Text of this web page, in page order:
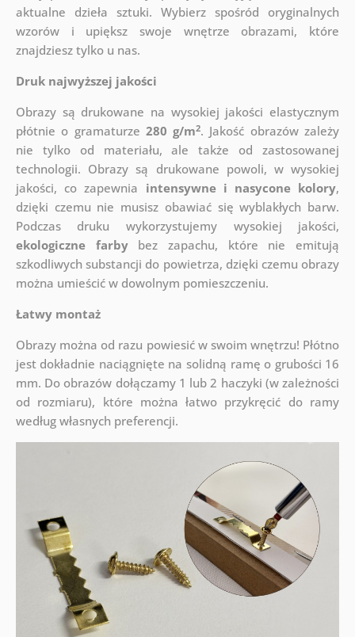
aktualne dzieła sztuki. Wybierz spośród oryginalnych
wzorów i upiększ swoje wnętrze obrazami, które
znajdziesz tylko u nas.
Druk najwyższej jakości
Obrazy są drukowane na wysokiej jakości elastycznym
płótnie o gramaturze 280 g/m2. Jakość obrazów zależy
nie tylko od materiału, ale także od zastosowanej
technologii. Obrazy są drukowane powoli, w wysokiej
jakości, co zapewnia intensywne i nasycone kolory,
dzięki czemu nie musisz obawiać się wyblakłych barw.
Podczas druku wykorzystujemy wysokiej jakości,
ekologiczne farbybez zapachu, które nie emitują
szkodliwych substancji do powietrza, dzięki czemu obrazy
można umieścić w dowolnym pomieszczeniu.
Łatwy montaż
Obrazy można od razu powiesić w swoim wnętrzu! Płótno
jest dokładnie naciągnięte na solidną ramę o grubości 16
mm. Do obrazów dołączamy 1 lub 2 haczyki (w zależności
od rozmiaru), które można łatwo przykręcić do ramy
według własnych preferencji.